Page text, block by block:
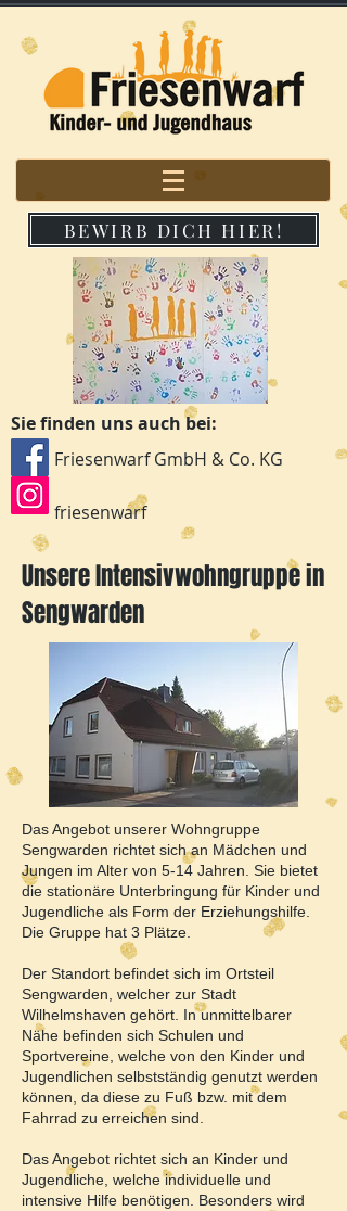
BEWIRB DICH HIER!
Sie finden uns auch bei:
Friesenwarf GmbH & Co. KG
friesenwarf
Unsere Intensivwohngruppe in
Sengwarden
Das Angebot unserer Wohngruppe
Sengwarden richtet sich an Mädchen und
Jungen im Alter von 5-14 Jahren. Sie bietet
die stationäre Unterbringung für Kinder und
Jugendliche als Form der Erziehungshilfe.
Die Gruppe hat 3 Plätze.
Der Standort befindet sich im Ortsteil
Sengwarden, welcher zur Stadt
Wilhelmshaven gehört. In unmittelbarer
Nähe befinden sich Schulen und
Sportvereine, welche von den Kinder und
Jugendlichen selbstständig genutzt werden
können, da diese zu Fuß bzw. mit dem
Fahrrad zu erreichen sind.
Das Angebot richtet sich an Kinder und
Jugendliche, welche individuelle und
intensive Hilfe benötigen. Besonders wird